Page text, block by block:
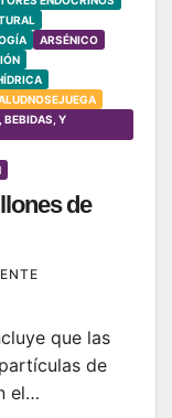
ARSÉNICO
BEBIDAS, Y
de
que las
de
el…